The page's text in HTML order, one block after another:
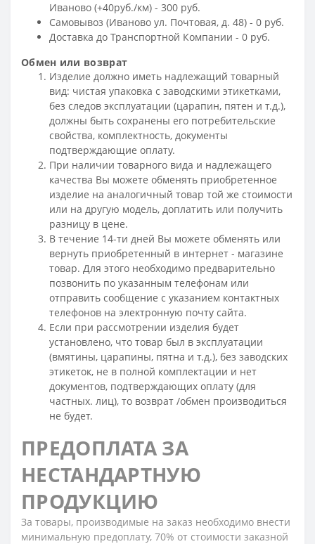
Иваново (+40руб./км) - 300 руб.
Самовывоз (Иваново ул. Почтовая, д. 48) - 0 руб.
Доставка до Транспортной Компании - 0 руб.
Обмен или возврат
Изделие должно иметь надлежащий товарный
вид: чистая упаковка с заводскими этикетками,
без следов эксплуатации (царапин, пятен и т.д.),
должны быть сохранены его потребительские
свойства, комплектность, документы
подтверждающие оплату.
При наличии товарного вида и надлежащего
качества Вы можете обменять приобретенное
изделие на аналогичный товар той же стоимости
или на другую модель, доплатить или получить
разницу в цене.
В течение 14-ти дней Вы можете обменять или
вернуть приобретенный в интернет - магазине
товар. Для этого необходимо предварительно
позвонить по указанным телефонам или
отправить сообщение с указанием контактных
телефонов на электронную почту сайта.
Если при рассмотрении изделия будет
установлено, что товар был в эксплуатации
(вмятины, царапины, пятна и т.д.), без заводских
этикеток, не в полной комплектации и нет
документов, подтверждающих оплату (для
частных. лиц), то возврат /обмен производиться
не будет.
ПРЕДОПЛАТА ЗА
НЕСТАНДАРТНУЮ
ПРОДУКЦИЮ
За товары, производимые на заказ необходимо внести
минимальную предоплату, 70% от стоимости заказной